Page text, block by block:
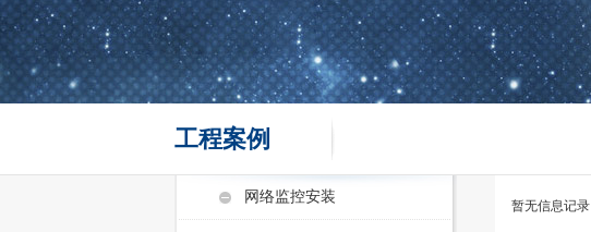
工程案例
网络监控安装
暂无信息记录